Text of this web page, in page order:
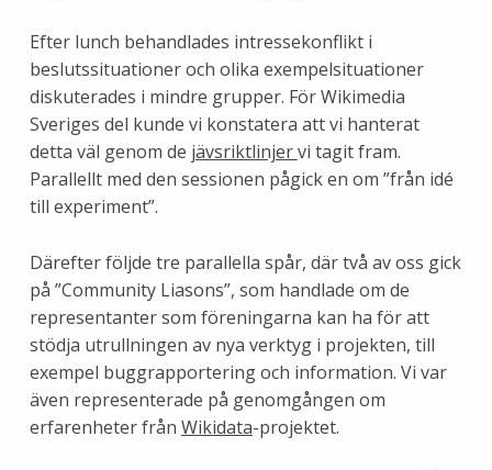
Efter lunch behandlades intressekonflikt i
beslutssituationer och olika exempelsituationer
diskuterades i mindre grupper. För Wikimedia
Sveriges del kunde vi konstatera att vi hanterat
detta väl genom de jävsriktlinjervi tagit fram.
Parallellt med den sessionen pågick en om ”från idé
till experiment”.
Därefter följde tre parallella spår, där två av oss gick
på ”Community Liasons”, som handlade om de
representanter som föreningarna kan ha för att
stödja utrullningen av nya verktyg i projekten, till
exempel buggrapportering och information. Vi var
även representerade på genomgången om
erfarenheter från Wikidata-projektet.